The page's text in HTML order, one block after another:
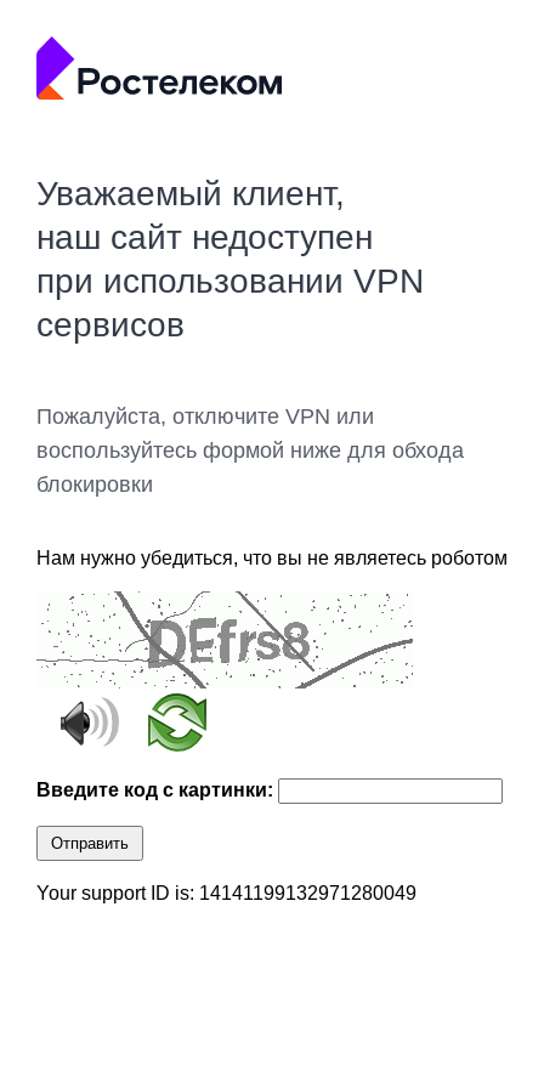
Уважаемый клиент,
наш сайт недоступен
при использовании VPN
сервисов
Пожалуйста, отключите VPN или
воспользуйтесь формой ниже для обхода
блокировки
Нам нужно убедиться, что вы не являетесь роботом
Введите код с картинки:
Отправить
Your support ID is: 14141199132971280049